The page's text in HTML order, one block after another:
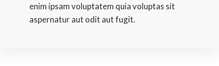
enim ipsam voluptatem quia voluptas sit
aspernatur aut odit aut fugit.